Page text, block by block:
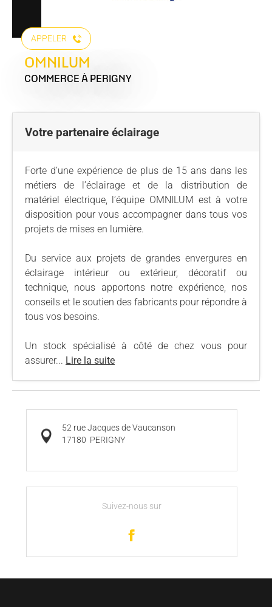
APPELER
OMNILUM
COMMERCE À PERIGNY
Votre partenaire éclairage
Forte d’une expérience de plus de 15 ans dans les
métiers de l’éclairage et de la distribution de
matériel électrique, l’équipe OMNILUM est à votre
disposition pour vous accompagner dans tous vos
projets de mises en lumière.
Du service aux projets de grandes envergures en
éclairage intérieur ou extérieur, décoratif ou
technique, nous apportons notre expérience, nos
conseils et le soutien des fabricants pour répondre à
tous vos besoins.
Un stock spécialisé à côté de chez vous pour
assurer... Lire la suite
52 rue Jacques de Vaucanson
17180 PERIGNY
Suivez-nous sur